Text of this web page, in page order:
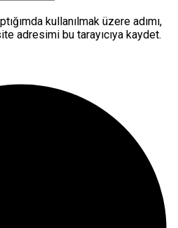
kullanılmak üzere adımı,
adresimi bu tarayıcıya kaydet.